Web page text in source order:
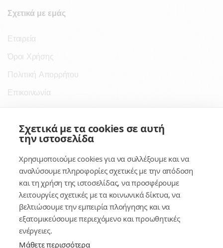
Σχετικά με εμάς
Εταιρεία
Όροι Χρήσης
Πολιτική Απορρήτου
Επικοινωνία
Σύνδεσμοι
Κέντρο Γνώσης
Πλατφόρμα
Εγγραφή
Για δημοσίους υπαλλήλους
Σχετικά με τα cookies σε αυτή
την ιστοσελίδα
Χρησιμοποιούμε cookies για να συλλέξουμε και να
αναλύσουμε πληροφορίες σχετικές με την απόδοση
και τη χρήση της ιστοσελίδας, να προσφέρουμε
λειτουργίες σχετικές με τα κοινωνικά δίκτυα, να
βελτιώσουμε την εμπειρία πλοήγησης και να
εξατομικεύσουμε περιεχόμενο και προωθητικές
ενέργειες.
Μάθετε περισσότερα